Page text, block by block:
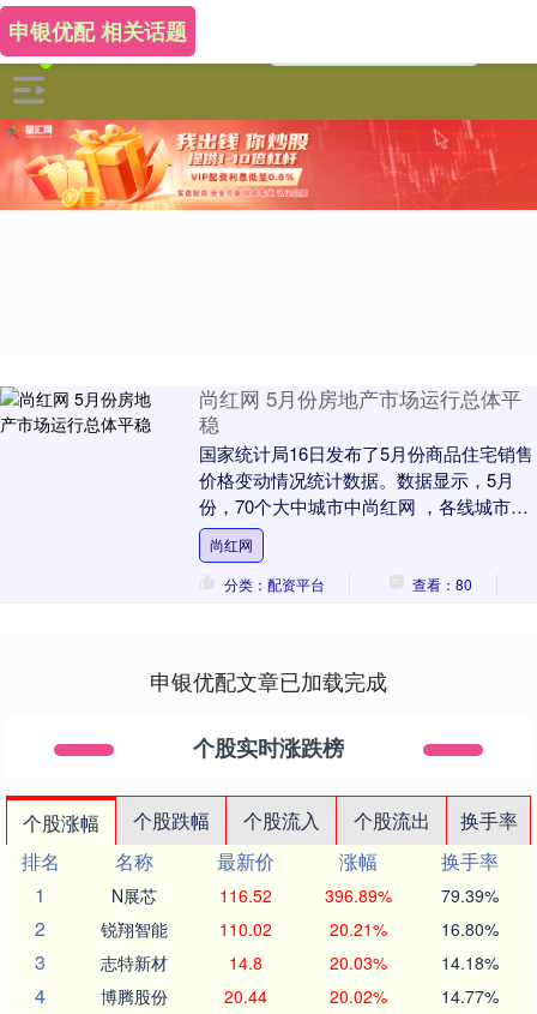
申银优配 相关话题
尚红网 5月份房地产市场运行总体平
稳
国家统计局16日发布了5月份商品住宅销售
价格变动情况统计数据。数据显示，5月
份，70个大中城市中尚红网 ，各线城市商
品住宅销售价格环比下降，同比降幅继续
收窄。 ....
尚红网
分类：配资平台
查看：80
申银优配文章已加载完成
个股实时涨跌榜
个股涨幅 个股跌幅 个股流入 个股流出
换手率
排名
名称 最新价 涨幅
换手率
1
N展芯 116.52 396.89% 79.39%
2 锐翔智能 110.02 20.21% 16.80%
3 志特新材 14.8 20.03% 14.18%
4 博腾股份 20.44 20.02% 14.77%